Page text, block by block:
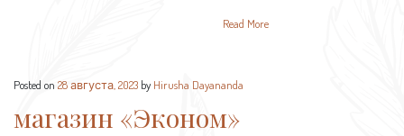
Read More
Posted on 28 августа, 2023 by Hirusha Dayananda
магазин «Эконом»